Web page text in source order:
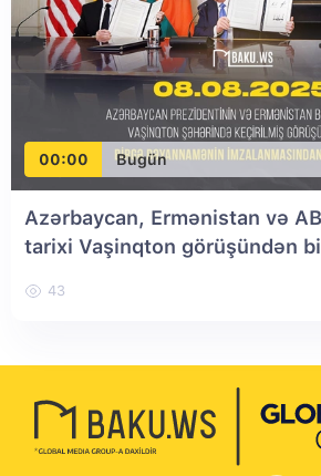
00:00 Bugün
Azərbaycan, Ermənistan və
tarixi Vaşinqton görüşündən
43